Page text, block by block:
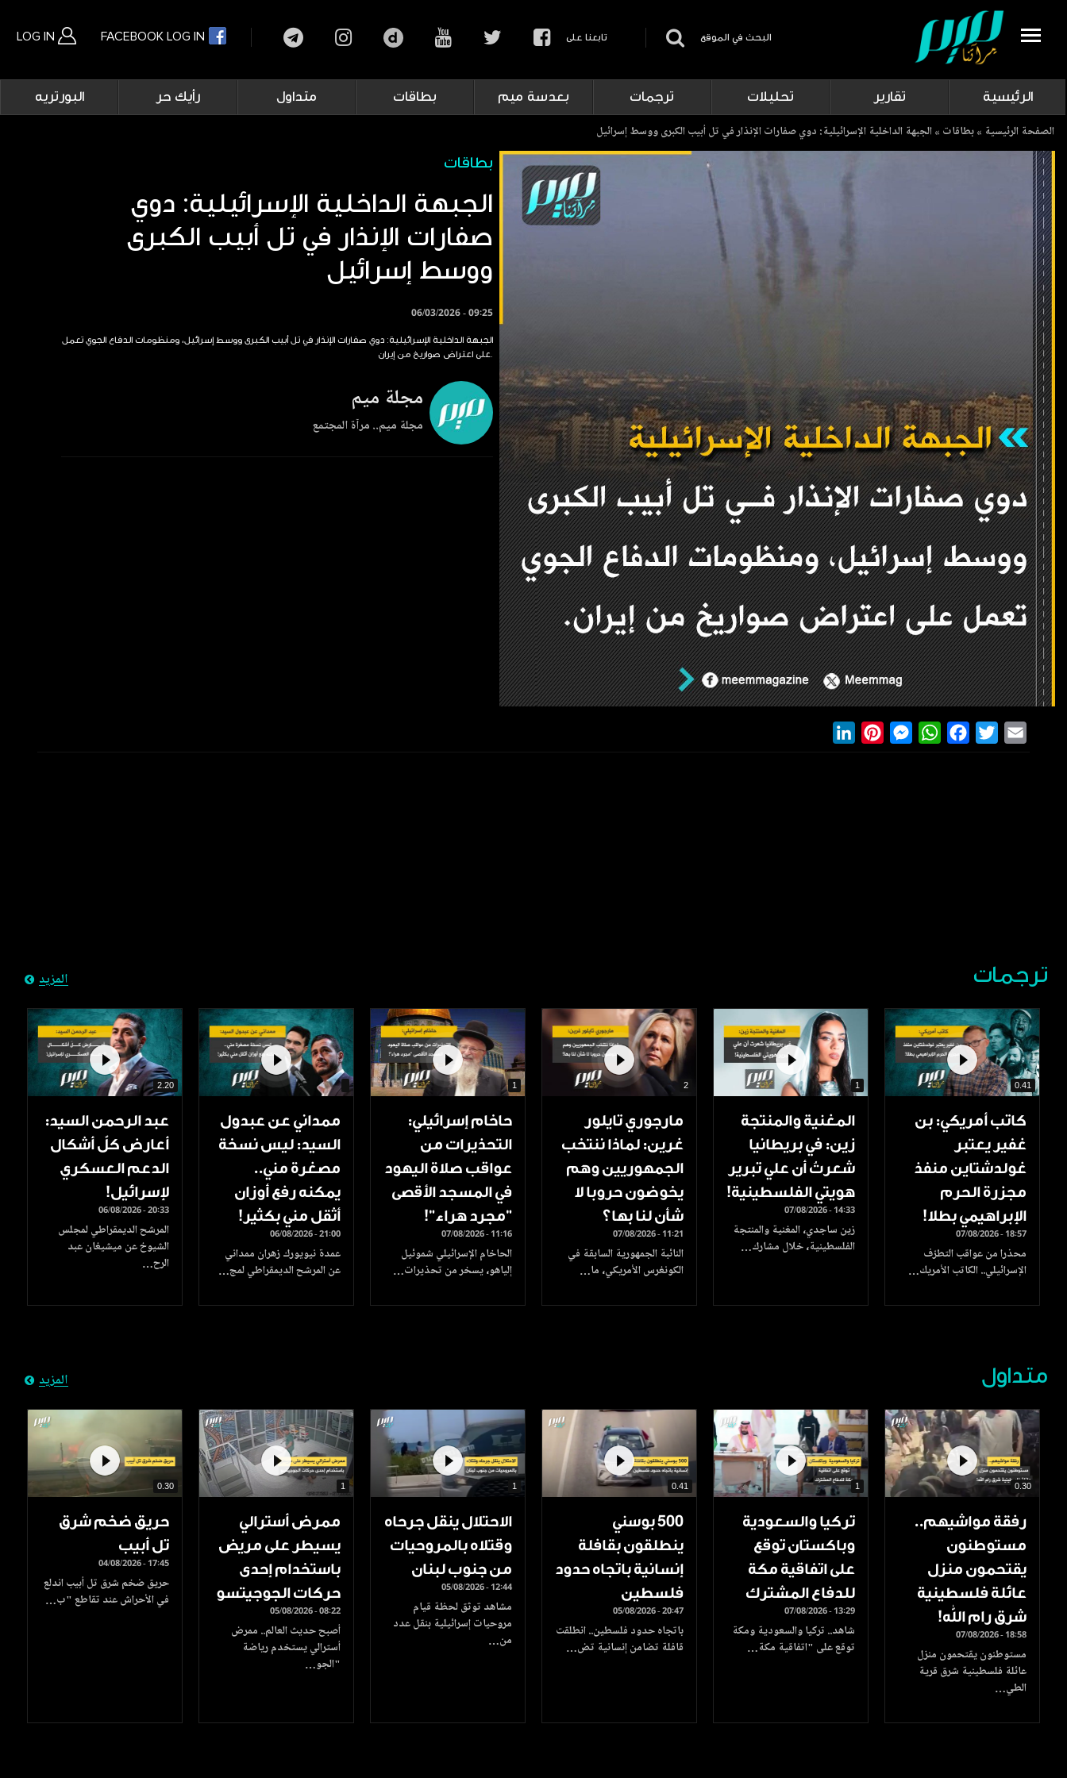
LOG IN FACEBOOK LOG IN البحث في الموقع تابعنا على
Main
navigation
الرئيسية تقارير تحليلات ترجمات بعدسة ميم بطاقات متداول رأيك حر البورتريه
Breadcrumb
الصفحة الرئيسية بطاقات الجبهة الداخلية الإسرائيلية: دوي صفارات الإنذار في تل أبيب الكبرى ووسط إسرائيل
بطاقات
الجبهة الداخلية الإسرائيلية: دوي
صفارات الإنذار في تل أبيب الكبرى
ووسط إسرائيل
06/03/2026 - 09:25
الجبهة الداخلية الإسرائيلية: دوي صفارات الإنذار في تل أبيب الكبرى ووسط إسرائيل، ومنظومات الدفاع الجوي تعمل
على اعتراض صواريخ من إيران.
مجلة ميم
مجلة ميم.. مرآة المجتمع
LinkedInPinterestMessengerWhatsAppFacebook
Twitter
ترجمات المزيد
0.41
كاتب أمريكي: بن
غفير يعتبر
غولدشتاين منفذ
مجزرة الحرم
الإبراهيمي بطلا!
07/08/2026 - 18:57
محذرا من عواقب التطرّف
الإسرائيلي.. الكاتب الأمريك…
1
المغنية والمنتجة
زين: في بريطانيا
شعرتُ أن علي تبرير
هويتي الفلسطينية!
07/08/2026 - 14:33
زين ساجدي، المغنية والمنتجة
الفلسطينية، خلال مشارك…
2
مارجوري تايلور
غرين: لماذا ننتخب
الجمهوريين وهم
يخوضون حروبا لا
شأن لنا بها؟
07/08/2026 - 11:21
النائبة الجمهورية السابقة في
الكونغرس الأمريكي، ما…
1
حاخام إسرائيلي:
التحذيرات من
عواقب صلاة اليهود
في المسجد الأقصى
"مجرد هراء"!
07/08/2026 - 11:16
الحاخام الإسرائيلي شموئيل
إلياهو، يسخر من تحذيرات…
ممداني عن عبدول
السيد: ليس نسخة
مصغرة مني..
يمكنه رفع أوزان
أثقل مني بكثير!
06/08/2026 - 21:00
عمدة نيويورك زهران ممداني
عن المرشح الديمقراطي لمج…
2.20
عبد الرحمن السيد:
أعارض كلّ أشكال
الدعم العسكري
لإسرائيل!
06/08/2026 - 20:33
المرشح الديمقراطي لمجلس
الشيوخ عن ميشيغان عبد
الرح…
متداول المزيد
0.30
رفقة مواشيهم..
مستوطنون
يقتحمون منزل
عائلة فلسطينية
شرق رام الله!
07/08/2026 - 18:58
مستوطنون يقتحمون منزل
عائلة فلسطينية شرق قرية
الطي…
1
تركيا والسعودية
وباكستان توقع
على اتفاقية مكة
للدفاع المشترك
07/08/2026 - 13:29
شاهد.. تركيا والسعودية ومكة
توقع على "اتفاقية مكة…
0.41
500 بوسني
ينطلقون بقافلة
إنسانية باتجاه حدود
فلسطين
05/08/2026 - 20:47
باتجاه حدود فلسطين.. انطلقت
قافلة تضامن إنسانية تض…
1
الاحتلال ينقل جرحاه
وقتلاه بالمروحيات
من جنوب لبنان
05/08/2026 - 12:44
مشاهد توثق لحظة قيام
مروحيات إسرائيلية بنقل عدد
من…
1
ممرض أسترالي
يسيطر على مريض
باستخدام إحدى
حركات الجوجيتسو
05/08/2026 - 08:22
أصبح حديث العالم.. ممرض
أسترالي يستخدم رياضة
"الجو…
0.30
حريق ضخم شرق
تل أبيب
04/08/2026 - 17:45
حريق ضخم شرق تل أبيب اندلع
في الأحراش عند تقاطع "ب…